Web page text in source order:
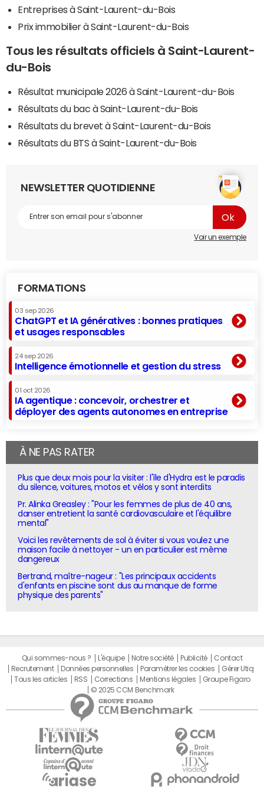
Entreprises à Saint-Laurent-du-Bois
Prix immobilier à Saint-Laurent-du-Bois
Tous les résultats officiels à Saint-Laurent-
du-Bois
Résultat municipale 2026 à Saint-Laurent-du-Bois
Résultats du bac à Saint-Laurent-du-Bois
Résultats du brevet à Saint-Laurent-du-Bois
Résultats du BTS à Saint-Laurent-du-Bois
NEWSLETTER QUOTIDIENNE
Voir un exemple
FORMATIONS
03 sep 2026
ChatGPT et IA génératives : bonnes pratiques
et usages responsables
24 sep 2026
Intelligence émotionnelle et gestion du stress
01 oct 2026
IA agentique : concevoir, orchestrer et
déployer des agents autonomes en entreprise
À NE PAS RATER
Plus que deux mois pour la visiter : l'île d'Hydra est le paradis
du silence, voitures, motos et vélos y sont interdits
Pr. Alinka Greasley : "Pour les femmes de plus de 40 ans,
danser entretient la santé cardiovasculaire et l'équilibre
mental"
Voici les revêtements de sol à éviter si vous voulez une
maison facile à nettoyer - un en particulier est même
dangereux
Bertrand, maître-nageur : "Les principaux accidents
d'enfants en piscine sont dus au manque de forme
physique des parents"
Qui sommes-nous ? L'équipe Notre société Publicité
Contact
Recrutement
Données personnelles Paramétrer les cookies
Gérer Utiq
Tous les articles
RSS Corrections Mentions légales
Groupe Figaro
© 2025 CCM Benchmark